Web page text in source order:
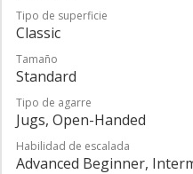
Tipo de superficie
Classic
Tamaño
Standard
Tipo de agarre
Jugs, Open-Handed
Habilidad de escalada
Advanced Beginner,